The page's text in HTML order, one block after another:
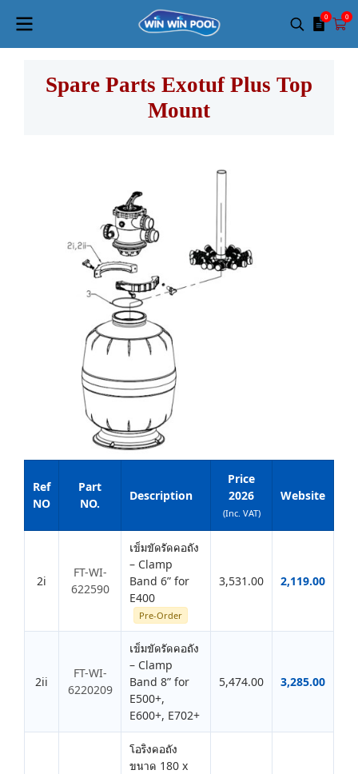
0 0
Spare Parts Exotuf Plus Top
Mount
Ref
NO
Part
NO.
Description
Price
2026
(Inc. VAT)
Website
2i
FT-WI-
622590
เข็มขัดรัดคอถัง
– Clamp
Band 6” for
E400
Pre-Order
3,531.00 2,119.00
2ii
FT-WI-
6220209
เข็มขัดรัดคอถัง
– Clamp
Band 8” for
E500+,
E600+, E702+
5,474.00 3,285.00
โอริงคอถัง
ขนาด 180 x